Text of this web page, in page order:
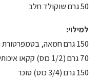
50 גרם שוקולד חלב
למילוי:
150 גרם חמאה, בטמפרטורת החדר
70 גרם (1/2 כוס) קקאו איכותי
150 גרם (3/4 כוס) סוכר